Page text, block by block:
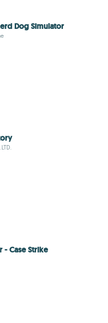
Dog Simulator
- Case Strike